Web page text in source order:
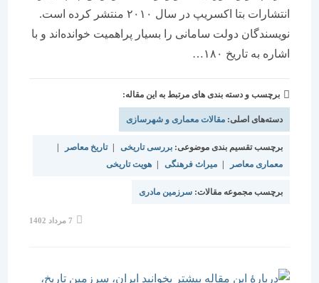
انتشارات بتا اکسریپ در سال ۲۰۱۰ منتشر کرده است.
نویسندگان دولت سامانی را بسیار پراهمیت خوانده‌اند و با
اشاره به تاریخ ۱۸۰…
برچسب و دسته بندی های مرتبط به این مقاله:
دسته‌های اصلی:مقالات معماری و شهرسازی
برچسب تقسیم بندی موضوعی:بررسی تاریخی | تاریخ معاصر |
معماری معاصر | میراث فرهنگی | هویت تاریخی
برچسب مجموعه مقالات:سرزمین مادری